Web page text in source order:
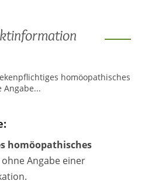
homöopathisches
homöopathisches
Angabe einer